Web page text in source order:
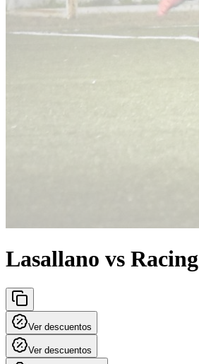
Lasallano vs Racing
Ver descuentos
Ver descuentos